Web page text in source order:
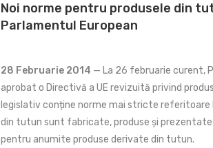
Noi norme pentru produsele din
Parlamentul European
28 Februarie 2014 — La 26 februarie curent,
aprobat o Directivă a UE revizuită privind
legislativ conține norme mai stricte referitoare
din tutun sunt fabricate, produse și prezentate
pentru anumite produse derivate din tutun.